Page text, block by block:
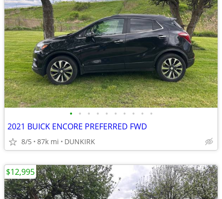
• • • • • • • • • •
2021 BUICK ENCORE PREFERRED FWD
8/5 87k mi DUNKIRK
$12,995